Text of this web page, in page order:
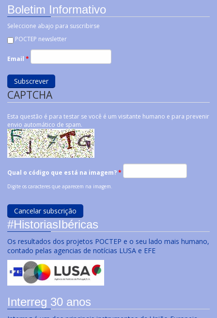
Boletim Informativo
Seleccione abajo para suscribirse
POCTEP newsletter
Email *
CAPTCHA
Esta questão é para testar se você é um visitante humano e para prevenir
envio automático de spam.
Qual o código que está na imagem?*
Digite os caracteres que aparecem na imagem.
#HistoriasIbéricas
Os resultados dos projetos POCTEP e o seu lado mais humano,
contado pelas agencias de notícias LUSA e EFE
Interreg 30 anos